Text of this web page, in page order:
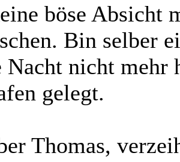
böse Absicht
Bin selber
Nacht nicht mehr
gelegt.
Thomas,